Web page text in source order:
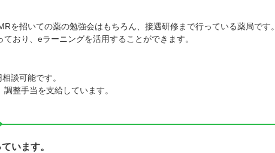
を招いての薬の勉強会はもちろん、接遇研修まで行っている薬局です。
おり、eラーニングを活用することができます。
談可能です。
整手当を支給しています。
います。